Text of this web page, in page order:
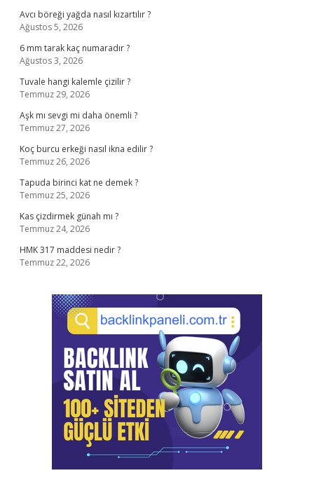
Avcı böreği yağda nasıl kızartılır ?
Ağustos 5, 2026
6 mm tarak kaç numaradır ?
Ağustos 3, 2026
Tuvale hangi kalemle çizilir ?
Temmuz 29, 2026
Aşk mı sevgi mi daha önemli ?
Temmuz 27, 2026
Koç burcu erkeği nasıl ikna edilir ?
Temmuz 26, 2026
Tapuda birinci kat ne demek ?
Temmuz 25, 2026
Kas çizdirmek günah mı ?
Temmuz 24, 2026
HMK 317 maddesi nedir ?
Temmuz 22, 2026